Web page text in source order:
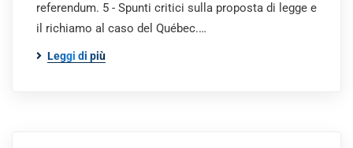
referendum. 5 - Spunti critici sulla proposta di legge e
il richiamo al caso del Québec.…
Leggi di più